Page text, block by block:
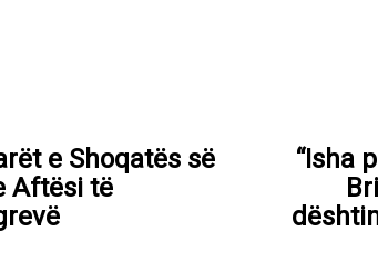
e Shoqatës së
Aftësi të
“Isha